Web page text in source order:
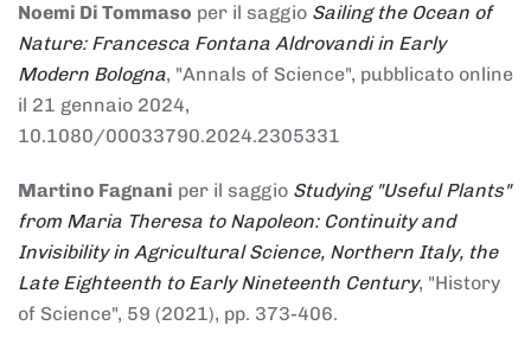
Noemi Di Tommaso per il saggio Sailing the Ocean of
Nature: Francesca Fontana Aldrovandi in Early
Modern Bologna, "Annals of Science", pubblicato online
il 21 gennaio 2024,
10.1080/00033790.2024.2305331
Martino Fagnani per il saggio Studying "Useful Plants"
from Maria Theresa to Napoleon: Continuity and
Invisibility in Agricultural Science, Northern Italy, the
Late Eighteenth to Early Nineteenth Century, "History
of Science", 59 (2021), pp. 373-406.